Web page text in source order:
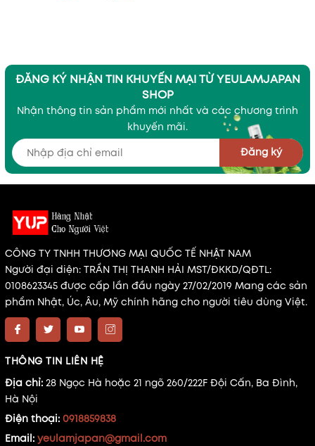
ĐĂNG KÝ NHẬN TIN KHUYẾN MẠI TỪ YEULAMJAPAN
SHOP
Nhận thông tin sản phẩm mới nhất và các chương trình
khuyến mãi.
Đăng ký
CÔNG TY TNHH THƯƠNG MẠI QUỐC TẾ NHẬT NAM
Người đại diện: TRẦN THỊ THANH HẢI MST/ĐKKD/QĐTL:
0108623345 được cấp lần đầu ngày 27/02/2019 Mang các sản
phẩm Nhật, Úc, Âu, Mỹ chính hãng cho người tiêu dùng Việt.
THÔNG TIN LIÊN HỆ
Địa chỉ: 28 Ngọc Hà hoặc 21 ngõ 260/222F Đội Cấn, Ba Đình,
Hà Nội
Điện thoại: 0918859838
Email: yeulamjapan@gmail.com